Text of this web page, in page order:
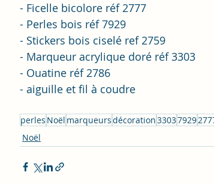
- Ficelle bicolore réf 2777
- Perles bois réf 7929
- Stickers bois ciselé ref 2759
- Marqueur acrylique doré réf 3303
- Ouatine réf 2786
- aiguille et fil à coudre
perles Noël marqueursdécoration33037929
Noël